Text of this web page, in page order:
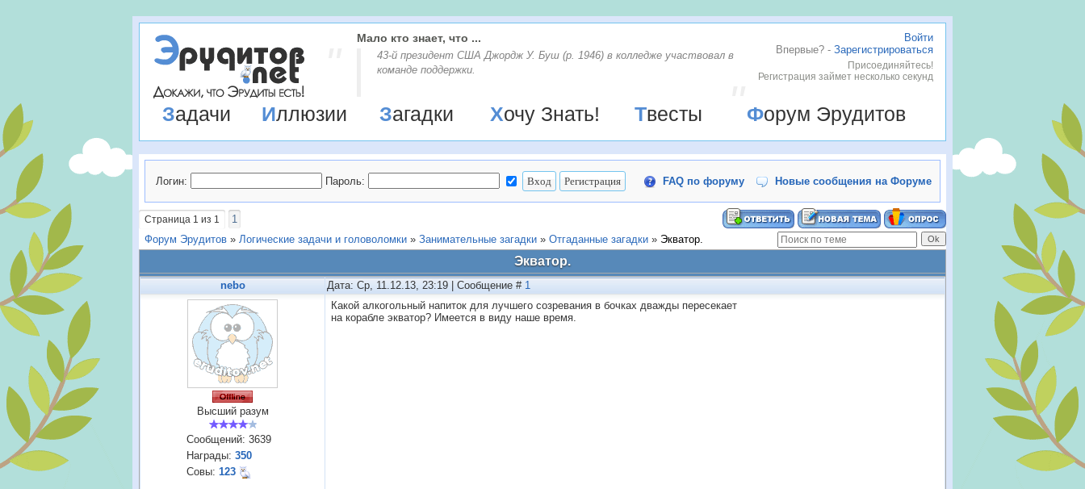
Войти
Впервые? - Зарегистрироваться
Присоединяйтесь!
Регистрация займет несколько секунд
Мало кто знает, что ...
43-й президент США Джордж У. Буш (р. 1946) в колледже участвовал в
команде поддержки.
Задачи Иллюзии Загадки Хочу Знать! Твесты Форум Эрудитов
Логин: Пароль: FAQ по форуму Новые сообщения на Форуме
Страница 1 из 1
1
Форум Эрудитов » Логические задачи и головоломки » Занимательные загадки » Отгаданные загадки » Экватор.
Экватор.
nebo Дата: Ср, 11.12.13, 23:19 | Сообщение # 1
Высший разум
Сообщений: 3639
Награды: 350
Совы: 123
Какой алкогольный напиток для лучшего созревания в бочках дважды пересекает
на корабле экватор? Имеется в виду наше время.